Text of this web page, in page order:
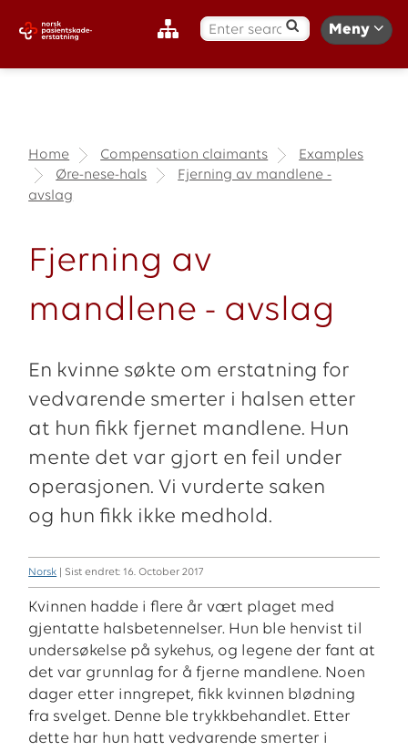
S
k
Meny
Home Compensation claimants
Examples
Øre-nese-hals
Fjerning av mandlene -
avslag
Fjerning av
mandlene - avslag
En kvinne søkte om erstatning for
vedvarende smerter i halsen etter
at hun fikk fjernet mandlene. Hun
mente det var gjort en feil under
operasjonen. Vi vurderte saken
og hun fikk ikke medhold.
Norsk | Sist endret: 16. October 2017
Kvinnen hadde i flere år vært plaget med
gjentatte halsbetennelser. Hun ble henvist til
undersøkelse på sykehus, og legene der fant at
det var grunnlag for å fjerne mandlene. Noen
dager etter inngrepet, fikk kvinnen blødning
fra svelget. Denne ble trykkbehandlet. Etter
dette har hun hatt vedvarende smerter i